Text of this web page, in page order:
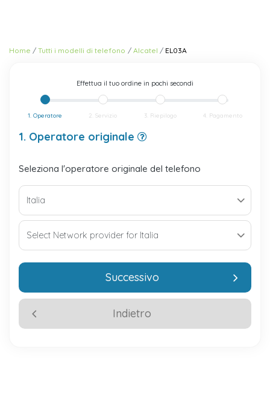
Home Tutti i modelli di telefono Alcatel EL03A
Effettua il tuo ordine in pochi secondi
1. Operatore 2. Servizio 3. Riepilogo 4. Pagamento
1. Operatore originale
Seleziona l'operatore originale del telefono
Indietro
Successivo